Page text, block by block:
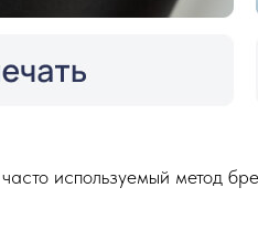
используемый метод